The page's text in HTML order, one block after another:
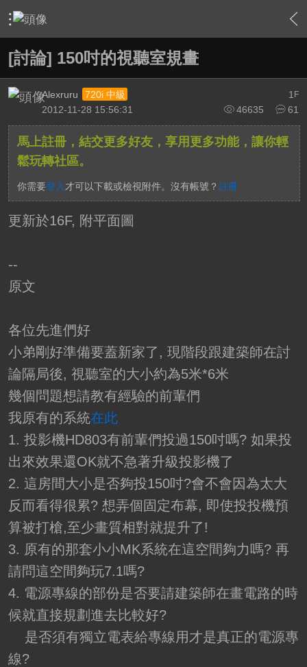
› 家庭劇院 › 家庭劇院設計 › 內容
[討論] 150吋的視聽室規畫
1 F
Alexruru
720i 中級
46635
61
2012-11-28 15:56:31
馬上註冊，結交更多好友，享用更多功能，讓你輕
鬆玩轉社區。
你需要登入 才可以下載或檢視附件。沒有帳號？ 註冊
更新於16F, 附平面圖
--
原文
各位先進們好
小弟剛好準備要蓋新家了, 現階段跟建築師在討
論隔局後, 視聽室的大小約為5米*6米
幾個問題想請教有經驗的前輩們
我原有的系統在此
1. 投影機HD803有前輩們投過150吋嗎? 如果投
出來效果還OK就不急著升級投影機了
2. 這房間大小是否夠投150吋?會不會因為太大
反而看得很累? 想弄個固定布幕, 即使投投機預
算被打槍,至少畫質相對就提升了!
3. 原有的那套小小MK系統在這空間夠力嗎? 再
請問這空間夠玩7.1嗎?
4. 電源專線的部份是否要請建築師在畫電路的時
候就直接規劃進去比較好?
是否須有獨立電表給專線用才是真正的電源專
線?